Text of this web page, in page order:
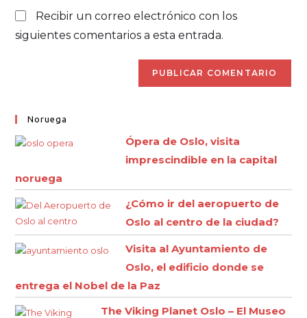
Recibir un correo electrónico con los
siguientes comentarios a esta entrada.
Noruega
Ópera de Oslo, visita
imprescindible en la capital
noruega
¿Cómo ir del aeropuerto de
Oslo al centro de la ciudad?
Visita al Ayuntamiento de
Oslo, el edificio donde se
entrega el Nobel de la Paz
The Viking Planet Oslo – El Museo